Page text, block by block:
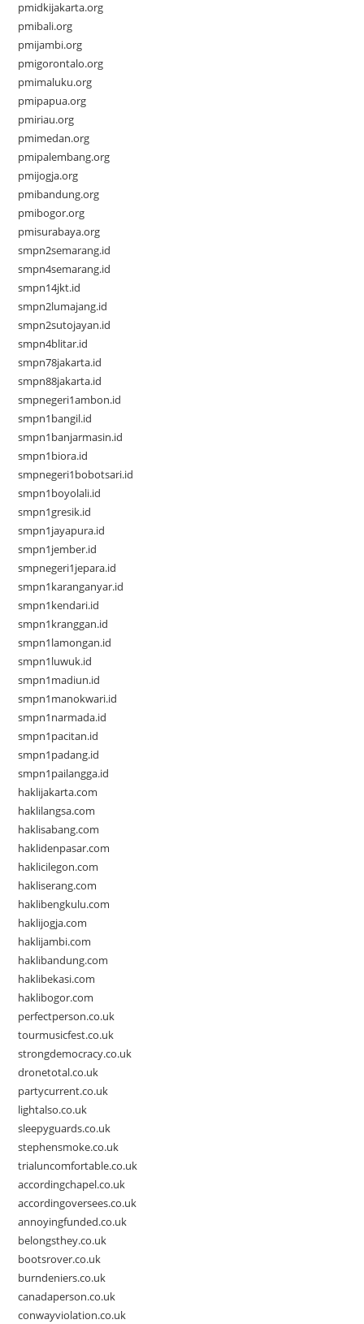
pmidkijakarta.org
pmibali.org
pmijambi.org
pmigorontalo.org
pmimaluku.org
pmipapua.org
pmiriau.org
pmimedan.org
pmipalembang.org
pmijogja.org
pmibandung.org
pmibogor.org
pmisurabaya.org
smpn2semarang.id
smpn4semarang.id
smpn14jkt.id
smpn2lumajang.id
smpn2sutojayan.id
smpn4blitar.id
smpn78jakarta.id
smpn88jakarta.id
smpnegeri1ambon.id
smpn1bangil.id
smpn1banjarmasin.id
smpn1biora.id
smpnegeri1bobotsari.id
smpn1boyolali.id
smpn1gresik.id
smpn1jayapura.id
smpn1jember.id
smpnegeri1jepara.id
smpn1karanganyar.id
smpn1kendari.id
smpn1kranggan.id
smpn1lamongan.id
smpn1luwuk.id
smpn1madiun.id
smpn1manokwari.id
smpn1narmada.id
smpn1pacitan.id
smpn1padang.id
smpn1pailangga.id
haklijakarta.com
haklilangsa.com
haklisabang.com
haklidenpasar.com
haklicilegon.com
hakliserang.com
haklibengkulu.com
haklijogja.com
haklijambi.com
haklibandung.com
haklibekasi.com
haklibogor.com
perfectperson.co.uk
tourmusicfest.co.uk
strongdemocracy.co.uk
dronetotal.co.uk
partycurrent.co.uk
lightalso.co.uk
sleepyguards.co.uk
stephensmoke.co.uk
trialuncomfortable.co.uk
accordingchapel.co.uk
accordingoversees.co.uk
annoyingfunded.co.uk
belongsthey.co.uk
bootsrover.co.uk
burndeniers.co.uk
canadaperson.co.uk
conwayviolation.co.uk